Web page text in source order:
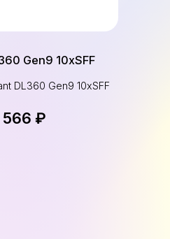
Gen9 10xSFF
DL360 Gen9 10xSFF
566 ₽